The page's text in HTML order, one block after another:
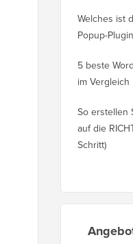
Welches ist
Popup-
5 beste
im Vergleich
So erstellen
auf die
Schritt)